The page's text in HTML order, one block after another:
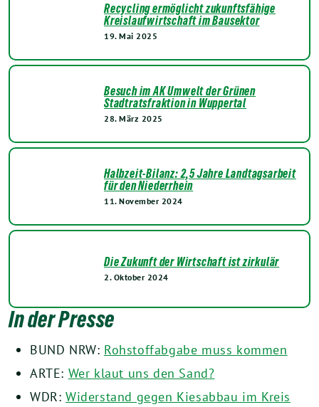
Recycling ermöglicht zukunftsfähige
Kreislaufwirtschaft im Bausektor
19. Mai 2025
Besuch im AK Umwelt der Grünen
Stadtratsfraktion in Wuppertal
28. März 2025
Halbzeit-Bilanz: 2,5 Jahre Landtagsarbeit
für den Niederrhein
11. November 2024
Die Zukunft der Wirtschaft ist zirkulär
2. Oktober 2024
In der Presse
BUND NRW: Rohstoffabgabe muss kommen
ARTE: Wer klaut uns den Sand?
WDR: Widerstand gegen Kiesabbau im Kreis